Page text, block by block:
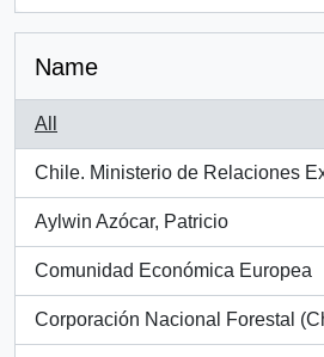
Name
All
Chile. Ministerio de Relaciones
, 3 results
Aylwin Azócar, Patricio
, 2 results
Comunidad Económica Europea
, 1 results
Corporación Nacional Forestal
, 1 results